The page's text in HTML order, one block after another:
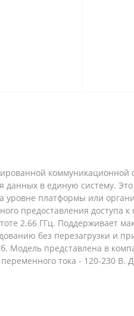
коммуникационной
в единую систему.
платформы или
предоставления доступа
2.66 ГГц. Поддерживает
без перезагрузки и
Модель представлена в
тока - 120-230 В.